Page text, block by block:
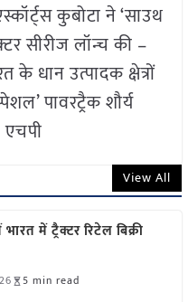
कुबोटा ने ‘साउथ
सीरीज लॉन्च की –
के धान उत्पादक क्षेत्रों
पावरट्रैक शौर्य
एचपी
View All
में ट्रैक्टर रिटेल बिक्री
5 min read